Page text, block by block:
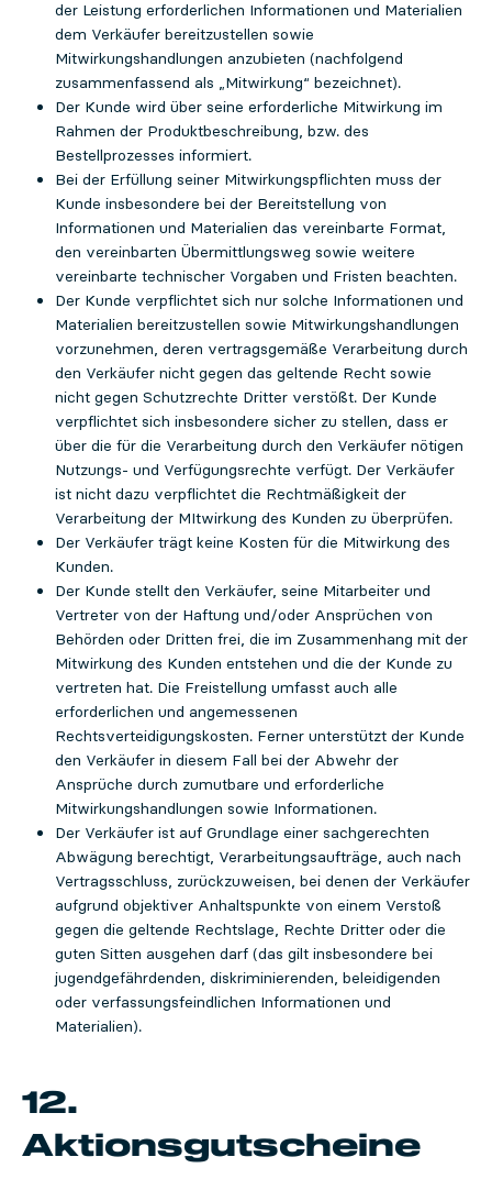
der Leistung erforderlichen Informationen und Materialien
dem Verkäufer bereitzustellen sowie
Mitwirkungshandlungen anzubieten (nachfolgend
zusammenfassend als „Mitwirkung“ bezeichnet).
Der Kunde wird über seine erforderliche Mitwirkung im
Rahmen der Produktbeschreibung, bzw. des
Bestellprozesses informiert.
Bei der Erfüllung seiner Mitwirkungspflichten muss der
Kunde insbesondere bei der Bereitstellung von
Informationen und Materialien das vereinbarte Format,
den vereinbarten Übermittlungsweg sowie weitere
vereinbarte technischer Vorgaben und Fristen beachten.
Der Kunde verpflichtet sich nur solche Informationen und
Materialien bereitzustellen sowie Mitwirkungshandlungen
vorzunehmen, deren vertragsgemäße Verarbeitung durch
den Verkäufer nicht gegen das geltende Recht sowie
nicht gegen Schutzrechte Dritter verstößt. Der Kunde
verpflichtet sich insbesondere sicher zu stellen, dass er
über die für die Verarbeitung durch den Verkäufer nötigen
Nutzungs- und Verfügungsrechte verfügt. Der Verkäufer
ist nicht dazu verpflichtet die Rechtmäßigkeit der
Verarbeitung der MItwirkung des Kunden zu überprüfen.
Der Verkäufer trägt keine Kosten für die Mitwirkung des
Kunden.
Der Kunde stellt den Verkäufer, seine Mitarbeiter und
Vertreter von der Haftung und/oder Ansprüchen von
Behörden oder Dritten frei, die im Zusammenhang mit der
Mitwirkung des Kunden entstehen und die der Kunde zu
vertreten hat. Die Freistellung umfasst auch alle
erforderlichen und angemessenen
Rechtsverteidigungskosten. Ferner unterstützt der Kunde
den Verkäufer in diesem Fall bei der Abwehr der
Ansprüche durch zumutbare und erforderliche
Mitwirkungshandlungen sowie Informationen.
Der Verkäufer ist auf Grundlage einer sachgerechten
Abwägung berechtigt, Verarbeitungsaufträge, auch nach
Vertragsschluss, zurückzuweisen, bei denen der Verkäufer
aufgrund objektiver Anhaltspunkte von einem Verstoß
gegen die geltende Rechtslage, Rechte Dritter oder die
guten Sitten ausgehen darf (das gilt insbesondere bei
jugendgefährdenden, diskriminierenden, beleidigenden
oder verfassungsfeindlichen Informationen und
Materialien).
12.
Aktionsgutscheine